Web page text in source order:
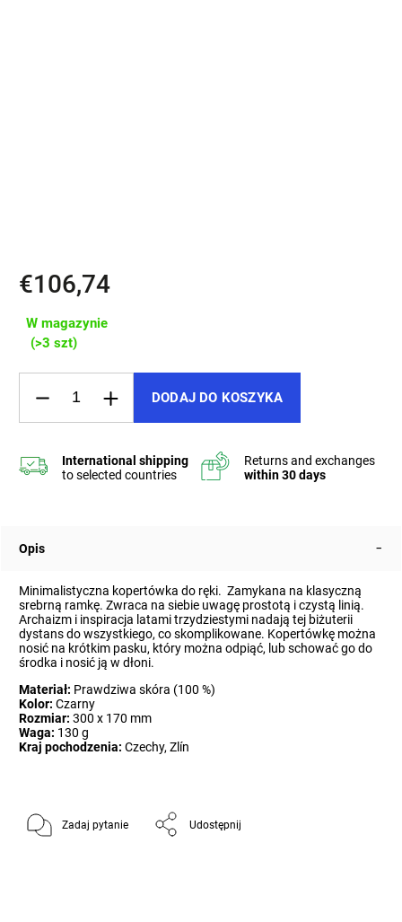
€106,74
W magazynie
(>3 szt)
DODAJ DO KOSZYKA
Opis
Minimalistyczna kopertówka do ręki. Zamykana na klasyczną
srebrną ramkę. Zwraca na siebie uwagę prostotą i czystą linią.
Archaizm i inspiracja latami trzydziestymi nadają tej biżuterii
dystans do wszystkiego, co skomplikowane. Kopertówkę można
nosić na krótkim pasku, który można odpiąć, lub schować go do
środka i nosić ją w dłoni.
Materiał: Prawdziwa skóra (100 %)
Kolor: Czarny
Rozmiar: 300 x 170 mm
Waga: 130 g
Kraj pochodzenia: Czechy, Zlín
Zadaj pytanie Udostępnij